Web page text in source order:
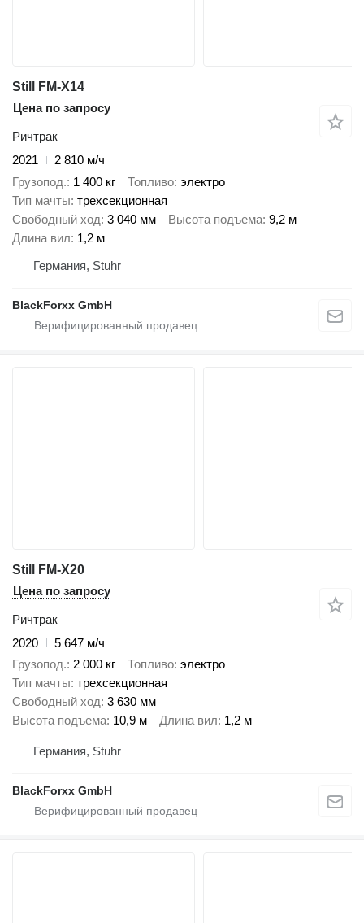
Still FM-X14
Цена по запросу
Ричтрак
2021
2 810 м/ч
Грузопод. 1 400 кг Топливо электро
Тип мачты трехсекционная
Свободный ход 3 040 мм Высота подъема 9,2 м
Длина вил 1,2 м
Германия, Stuhr
BlackForxx GmbH
Still FM-X20
Цена по запросу
Ричтрак
2020
5 647 м/ч
Грузопод. 2 000 кг Топливо электро
Тип мачты трехсекционная
Свободный ход 3 630 мм
Высота подъема 10,9 м Длина вил 1,2 м
Германия, Stuhr
BlackForxx GmbH